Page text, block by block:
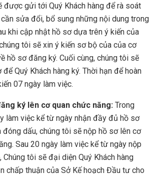
được gửi tới Quý Khách hàng để rà soát
sửa đổi, bổ sung những nội dung trong
khi cập nhật hồ sơ dựa trên ý kiến của
tôi sẽ xin ý kiến sơ bộ của của cơ
hồ sơ đăng ký. Cuối cùng, chúng tôi sẽ
Quý Khách hàng ký. Thời hạn để hoàn
07 ngày làm việc.
ký lên cơ quan chức năng: Trong
làm việc kể từ ngày nhận đầy đủ hồ sơ
đóng dấu, chúng tôi sẽ nộp hồ sơ lên cơ
Sau 20 ngày làm việc kể từ ngày nộp
Chúng tôi sẽ đại diện Quý Khách hàng
chấp thuận của Sở Kế hoạch Đầu tư cho